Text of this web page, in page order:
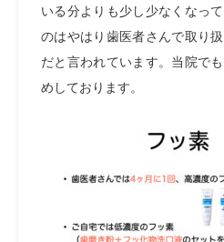
いる分よりも少し少なくなっ
のはやはり歯医者さんで取り
だと言われています。当院で
めしております。